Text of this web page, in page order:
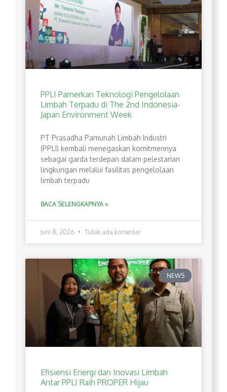
PPLI Pamerkan Teknologi Pengelolaan
Limbah Terpadu di The 2nd Indonesia-
Japan Environment Week
PT Prasadha Pamunah Limbah Industri
(PPLI) kembali menegaskan komitmennya
sebagai garda terdepan dalam pelestarian
lingkungan melalui fasilitas pengelolaan
limbah terpadu
BACA SELENGKAPNYA »
Juni 8, 2026 Tidak ada komentar
NEWS
Efisiensi Energi dan Inovasi Limbah
Antar PPLI Raih PROPER Hijau